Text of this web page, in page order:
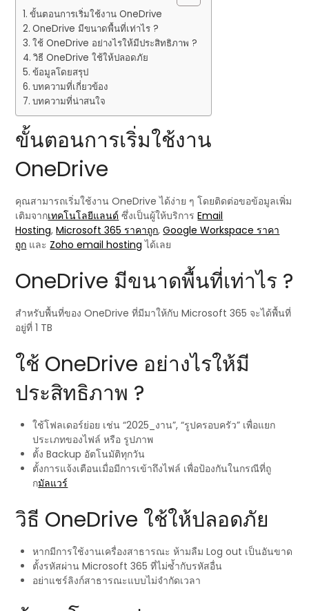
ขั้นตอนการเริ่มใช้งาน OneDrive
OneDrive มีขนาดพื้นที่เท่าไร ?
ใช้ OneDrive อย่างไรให้มีประสิทธิภาพ ?
วิธี OneDrive ใช้ให้ปลอดภัย
ข้อมูลโดยสรุป
บทความที่เกี่ยวข้อง
บทความที่น่าสนใจ
ขั้นตอนการเริ่มใช้งาน
OneDrive
คุณสามารถเริ่มใช้งาน OneDrive ได้ง่าย ๆ โดยติดต่อขอข้อมูลเพิ่ม
เติมจากเทคโนโลยีแลนด์ ซึ่งเป็นผู้ให้บริการEmail
Hosting,Microsoft 365 ราคาถูก,Google Workspace ราคา
ถูก และ Zoho email hosting ได้เลย
OneDrive มีขนาดพื้นที่เท่าไร ?
สำหรับพื้นที่ของ OneDrive ที่มีมาให้กับ Microsoft 365 จะได้พื้นที่
อยู่ที่ 1 TB
ใช้ OneDrive อย่างไรให้มี
ประสิทธิภาพ ?
ใช้โฟลเดอร์ย่อย เช่น “2025_งาน”, “รูปครอบครัว” เพื่อแยก
ประเภทของไฟล์ หรือ รูปภาพ
ตั้ง Backup อัตโนมัติทุกวัน
ตั้งการแจ้งเตือนเมื่อมีการเข้าถึงไฟล์ เพื่อป้องกันในกรณีที่ถู
กมัลแวร์
วิธี OneDrive ใช้ให้ปลอดภัย
หากมีการใช้งานเครื่องสาธารณะ ห้ามลืม Log out เป็นอันขาด
ตั้งรหัสผ่าน Microsoft 365 ที่ไม่ซ้ำกับรหัสอื่น
อย่าแชร์ลิงก์สาธารณะแบบไม่จำกัดเวลา